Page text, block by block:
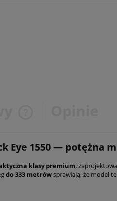
kosztów płatności
Eye 1550 — potężna
klasy premium,
do 333 metrówsprawiają, że model